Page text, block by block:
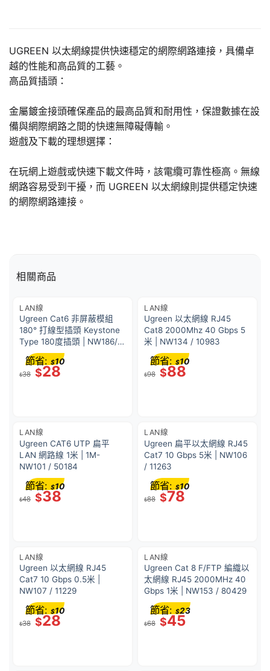
UGREEN 以太網線提供快速穩定的網際網路連接，具備卓
越的性能和高品質的工藝。
高品質插頭：
金屬鍍金接頭確保產品的最高品質和耐用性，保證數據在設
備與網際網路之間的快速無障礙傳輸。
遊戲及下載的理想選擇：
在玩網上遊戲或快速下載文件時，該電纜可靠性極高。無線
網路容易受到干擾，而 UGREEN 以太網線則提供穩定快速
的網際網路連接。
相關商品
LAN線
Ugreen Cat6 非屏蔽模組
180° 打線型插頭 Keystone
Type 180度插頭 | NW186/
30844
$38 $28
節省: $10
LAN線
Ugreen 以太網線 RJ45
Cat8 2000Mhz 40 Gbps 5
米 | NW134 / 10983
$98 $88
節省: $10
LAN線
Ugreen CAT6 UTP 扁平
LAN 網路線 1米 | 1M-
NW101 / 50184
$48 $38
節省: $10
LAN線
Ugreen 扁平以太網線 RJ45
Cat7 10 Gbps 5米 | NW106
/ 11263
$88 $78
節省: $10
LAN線
Ugreen 以太網線 RJ45
Cat7 10 Gbps 0.5米 |
NW107 / 11229
$38 $28
節省: $10
LAN線
Ugreen Cat 8 F/FTP 編織以
太網線 RJ45 2000MHz 40
Gbps 1米 | NW153 / 80429
$68 $45
節省: $23